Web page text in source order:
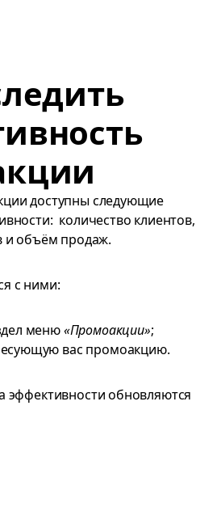
доступны следующие
количество клиентов,
и объём продаж.
с ними:
меню«Промоакции»;
вас промоакцию.
эффективности обновляются